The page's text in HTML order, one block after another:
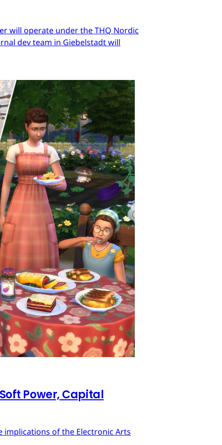
will operate under the THQ Nordic
dev team in Giebelstadt will
Power, Capital
implications of the Electronic Arts